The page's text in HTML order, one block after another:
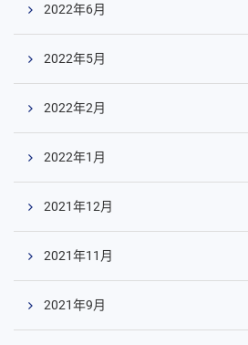
2022年6月
2022年5月
2022年2月
2022年1月
2021年12月
2021年11月
2021年9月